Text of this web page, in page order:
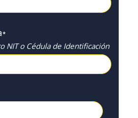
*
NIT o Cédula de Identificación